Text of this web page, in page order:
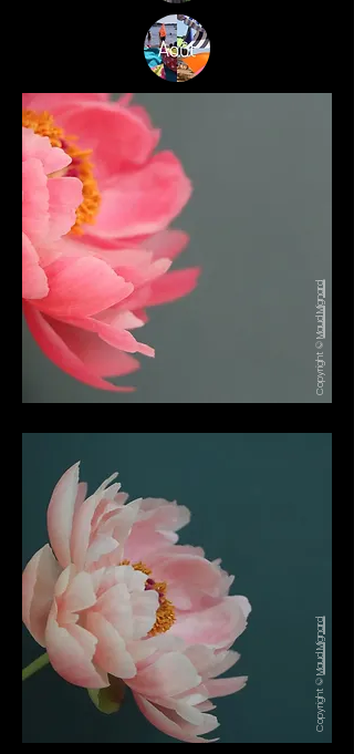
Copyright ©
Maud Mignard
Copyright ©
Maud Mignard